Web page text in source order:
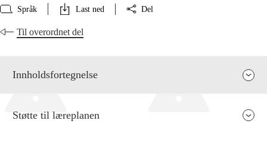
Språk Last ned Del
Til overordnet del
Innholdsfortegnelse
Støtte til læreplanen